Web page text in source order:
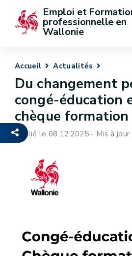
Emploi et
professionnelle en
Wallonie
Accueil Actualités
Du changement
congé-éducation
chèque formation
Publié le 08.12.2025 - Mis à